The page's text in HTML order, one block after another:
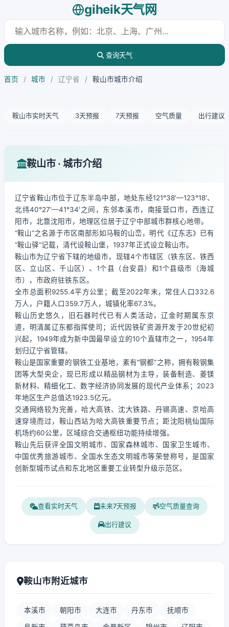
giheik天气网
查询天气
首页 / 城市 / 辽宁省 / 鞍山市城市介绍
鞍山市实时天气 3天预报 7天预报 空气质量 出行建议
鞍山市 · 城市介绍
辽宁省鞍山市位于辽东半岛中部，地处东经121°38′—123°18′、
北纬40°27′—41°34′之间，东邻本溪市，南接营口市，西连辽
阳市，北靠沈阳市，地理区位居于辽宁中部城市群核心地带。
“鞍山”之名源于市区南部形如马鞍的山峦，明代《辽东志》已有
“鞍山驿”记载，清代设鞍山堡，1937年正式设立鞍山市。
鞍山市为辽宁省下辖的地级市，现辖4个市辖区（铁东区、铁西
区、立山区、千山区）、1个县（台安县）和1个县级市（海城
市），市政府驻铁东区。
全市总面积9255.4平方公里；截至2022年末，常住人口332.6
万人，户籍人口359.7万人，城镇化率67.3%。
鞍山历史悠久，旧石器时代已有人类活动，辽金时期属东京
道，明清属辽东都指挥使司；近代因铁矿资源开发于20世纪初
兴起，1949年成为新中国最早设立的10个直辖市之一，1954年
划归辽宁省管辖。
鞍山是国家重要的钢铁工业基地，素有“钢都”之称，拥有鞍钢集
团等大型央企，现已形成以精品钢材为主导，装备制造、菱镁
新材料、精细化工、数字经济协同发展的现代产业体系；2023
年地区生产总值达1923.5亿元。
交通网络较为完善，哈大高铁、沈大铁路、丹锡高速、京哈高
速穿境而过，鞍山西站为哈大高铁重要节点；距沈阳桃仙国际
机场约60公里，区域综合交通枢纽功能持续增强。
鞍山先后获评全国文明城市、国家森林城市、国家卫生城市、
中国优秀旅游城市、全国水生态文明城市等荣誉称号，是国家
创新型城市试点和东北地区重要工业转型升级示范区。
查看实时天气 未来7天预报 空气质量查询
出行建议
鞍山市附近城市
本溪市 朝阳市 大连市 丹东市 抚顺市